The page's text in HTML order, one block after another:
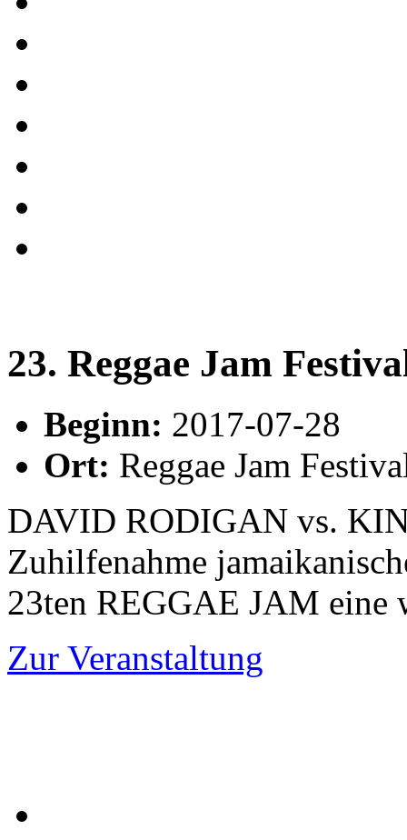
23. Reggae Jam
Beginn: 2017-07-28
Ort: Reggae Jam
DAVID RODIGAN vs.
Zuhilfenahme
23ten REGGAE JAM eine
Zur Veranstaltung